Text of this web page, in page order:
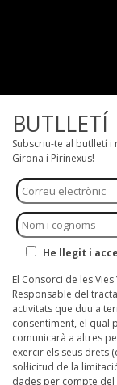
BUTLLETÍ
Subscriu-te al butlletí
Girona i Pirinexus!
He llegit i
El Consorci de les
Responsable del
activitats que duu a
consentiment, el qual
comunicarà a altres
exercir els seus drets
sol·licitud de la
dades per compte del